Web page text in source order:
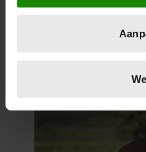
locatie, die tot een
scannen op
verwerkt en stel uw
intrekken in de
We gebruiken cookies om